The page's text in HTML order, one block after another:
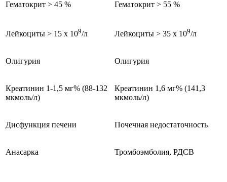
Гематокрит > 45 % Гематокрит > 55 %
Лейкоциты > 15 х 109/л Лейкоциты > 35 х 109/л
Олигурия Олигурия
Креатинин 1-1,5 мг% (88-132
мкмоль/л)
Креатинин 1,6 мг% (141,3
мкмоль/л)
Дисфункция печени Почечная недостаточность
Анасарка Тромбоэмболия, РДСВ